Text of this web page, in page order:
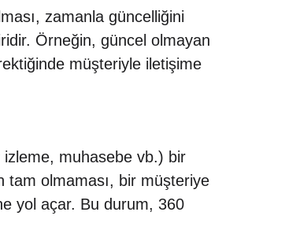
zamanla güncelliğini
Örneğin, güncel olmayan
müşteriyle iletişime
muhasebe vb.) bir
tam olmaması, bir müşteriye
yol açar. Bu durum, 360